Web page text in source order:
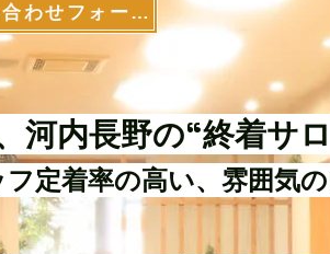
河内長野の“終着サ
定着率の高い、雰囲気
問い合わせフォーム